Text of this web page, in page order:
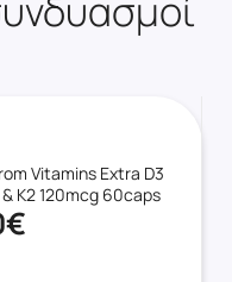
Vitamins Extra D3
K2 120mcg 60caps